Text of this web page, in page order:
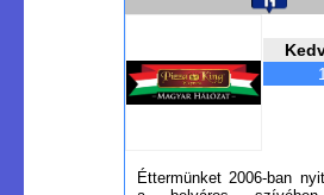
Éttermünket 2006-ban